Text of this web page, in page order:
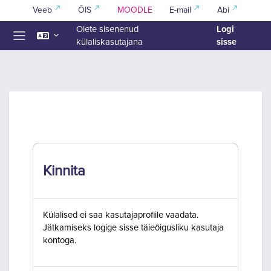
Jäta vahele peasisuni
Veeb ÕIS MOODLE E-mail Abi
Olete sisenenud
külaliskasutajana
Logi
sisse
Kinnita
Külalised ei saa kasutajaprofiile vaadata.
Jätkamiseks logige sisse täieõigusliku kasutaja
kontoga.